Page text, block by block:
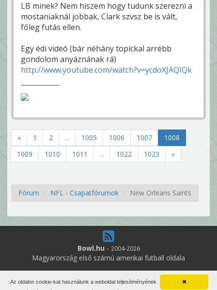
LB minek? Nem hiszem hogy tudunk szerezni a
mostaniaknál jobbak, Clark szvsz be is vált,
főleg futás ellen.
Egy édi videó (bár néhány topickal arrébb
gondolom anyáznának rá)
http://www.youtube.com/watch?v=ycdoXJAQIQk
« 1 2 ... 1005 1006 1007
1008
1009
1010 1011 ... 1022 1023 »
Fórum NFL - Csapatfórumok New Orleans Saints
Bowl.hu - 2004-2026
Magyarország első számú amerikai futball oldala
6
online felhasználó
Minden jog fenntartva. Írott anyagok újraközlése csak a szerző
✖
Az oldalon cookie-kat használunk a weboldal teljesítményének